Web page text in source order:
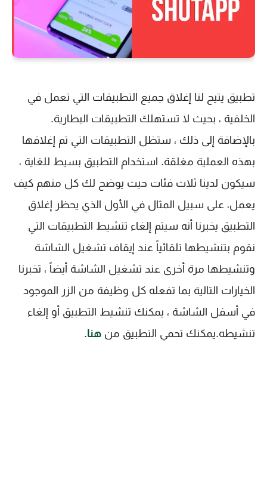
تطبيق يتيح لنا إغلاق جميع التطبيقات التي تعمل في
الخلفية ، بحيث لا تستهلك التطبيقات البطارية.
بالإضافة إلى ذلك ، ستظل التطبيقات التي تم إغلاقها
بهذه العملية مغلقة. استخدام التطبيق بسيط للغاية ،
سيكون لدينا ثلاث فئات حيث يوضح لك كل منهم كيف
يعمل، على سبيل المثال في الأول الذي يحظر إغلاق
التطبيق يخبرنا أنه سيتم إلغاء تنشيط التطبيقات التي
نقوم بتنشيطها تلقائياً عند إيقاف تشغيل الشاشة
وتنشيطها مرة أخرى عند تشغيل الشاشة أيضاً ، تخبرنا
الخيارات التالية بما تفعله كل وظيفة من الزر الموجود
في أسفل الشاشة ، يمكنك تنشيط التطبيق أو إلغاء
تنشيطه.يمكنك تحمي التطبيق من هنا.